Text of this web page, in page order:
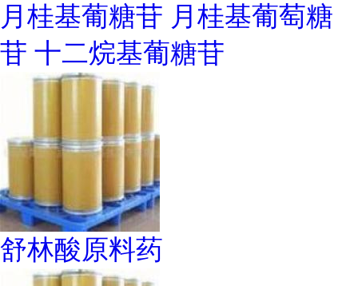
月桂基葡糖苷 月桂基葡萄糖
苷 十二烷基葡糖苷
舒林酸原料药